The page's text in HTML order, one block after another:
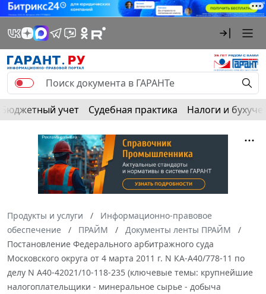
Бюджетный учет Судебная практика Налоги и
Продукты и услуги
Информационно-правовое
обеспечение
ПРАЙМ
Документы ленты ПРАЙМ
Постановление Федерального арбитражного суда
Московского округа от 4 марта 2011 г. N КА-А40/778-11 по
делу N А40-42021/10-118-235 (ключевые темы: крупнейшие
налогоплательщики - минеральное сырье - добыча